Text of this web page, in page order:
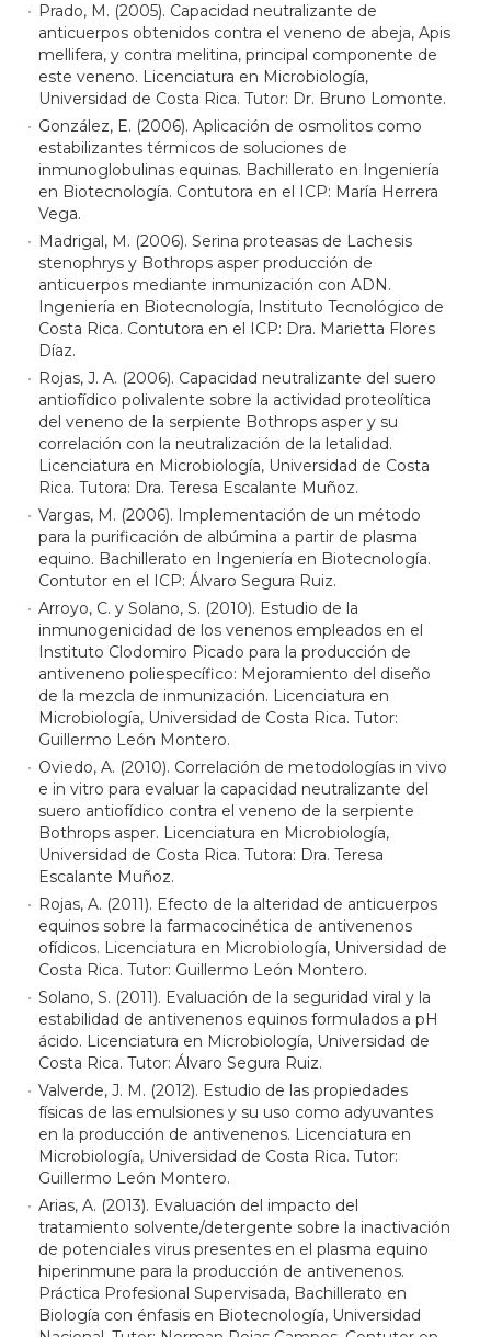
Prado, M. (2005). Capacidad neutralizante de
anticuerpos obtenidos contra el veneno de abeja, Apis
mellifera, y contra melitina, principal componente de
este veneno. Licenciatura en Microbiología,
Universidad de Costa Rica. Tutor: Dr. Bruno Lomonte.
González, E. (2006). Aplicación de osmolitos como
estabilizantes térmicos de soluciones de
inmunoglobulinas equinas. Bachillerato en Ingeniería
en Biotecnología. Contutora en el ICP: María Herrera
Vega.
Madrigal, M. (2006). Serina proteasas de Lachesis
stenophrys y Bothrops asper producción de
anticuerpos mediante inmunización con ADN.
Ingeniería en Biotecnología, Instituto Tecnológico de
Costa Rica. Contutora en el ICP: Dra. Marietta Flores
Díaz.
Rojas, J. A. (2006). Capacidad neutralizante del suero
antiofídico polivalente sobre la actividad proteolítica
del veneno de la serpiente Bothrops asper y su
correlación con la neutralización de la letalidad.
Licenciatura en Microbiología, Universidad de Costa
Rica. Tutora: Dra. Teresa Escalante Muñoz.
Vargas, M. (2006). Implementación de un método
para la purificación de albúmina a partir de plasma
equino. Bachillerato en Ingeniería en Biotecnología.
Contutor en el ICP: Álvaro Segura Ruiz.
Arroyo, C. y Solano, S. (2010). Estudio de la
inmunogenicidad de los venenos empleados en el
Instituto Clodomiro Picado para la producción de
antiveneno poliespecífico: Mejoramiento del diseño
de la mezcla de inmunización. Licenciatura en
Microbiología, Universidad de Costa Rica. Tutor:
Guillermo León Montero.
Oviedo, A. (2010). Correlación de metodologías in vivo
e in vitro para evaluar la capacidad neutralizante del
suero antiofídico contra el veneno de la serpiente
Bothrops asper. Licenciatura en Microbiología,
Universidad de Costa Rica. Tutora: Dra. Teresa
Escalante Muñoz.
Rojas, A. (2011). Efecto de la alteridad de anticuerpos
equinos sobre la farmacocinética de antivenenos
ofídicos. Licenciatura en Microbiología, Universidad de
Costa Rica. Tutor: Guillermo León Montero.
Solano, S. (2011). Evaluación de la seguridad viral y la
estabilidad de antivenenos equinos formulados a pH
ácido. Licenciatura en Microbiología, Universidad de
Costa Rica. Tutor: Álvaro Segura Ruiz.
Valverde, J. M. (2012). Estudio de las propiedades
físicas de las emulsiones y su uso como adyuvantes
en la producción de antivenenos. Licenciatura en
Microbiología, Universidad de Costa Rica. Tutor:
Guillermo León Montero.
Arias, A. (2013). Evaluación del impacto del
tratamiento solvente/detergente sobre la inactivación
de potenciales virus presentes en el plasma equino
hiperinmune para la producción de antivenenos.
Práctica Profesional Supervisada, Bachillerato en
Biología con énfasis en Biotecnología, Universidad